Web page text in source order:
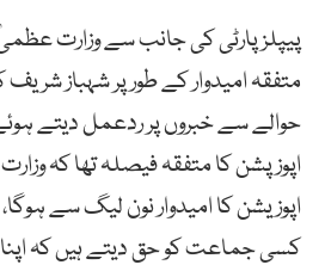
پیپلز پارٹی کی جانب سے وزارت
متفقہ امیدوار کے طور پر شہباز
حوالے سے خبروں پر ردعمل دیتے ہوئے
اپوزپشن کا متفقہ فیصلہ تھا کہ
اپوزیشن کا امیدوار نون لیگ سے
کسی جماعت کو حق دیتے ہیں کہ اپنا